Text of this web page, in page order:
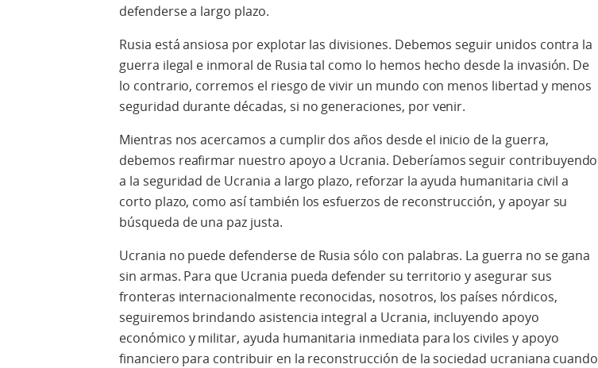
defenderse a largo plazo.
Rusia está ansiosa por explotar las divisiones. Debemos seguir unidos contra la
guerra ilegal e inmoral de Rusia tal como lo hemos hecho desde la invasión. De
lo contrario, corremos el riesgo de vivir un mundo con menos libertad y menos
seguridad durante décadas, si no generaciones, por venir.
Mientras nos acercamos a cumplir dos años desde el inicio de la guerra,
debemos reafirmar nuestro apoyo a Ucrania. Deberíamos seguir contribuyendo
a la seguridad de Ucrania a largo plazo, reforzar la ayuda humanitaria civil a
corto plazo, como así también los esfuerzos de reconstrucción, y apoyar su
búsqueda de una paz justa.
Ucrania no puede defenderse de Rusia sólo con palabras. La guerra no se gana
sin armas. Para que Ucrania pueda defender su territorio y asegurar sus
fronteras internacionalmente reconocidas, nosotros, los países nórdicos,
seguiremos brindando asistencia integral a Ucrania, incluyendo apoyo
económico y militar, ayuda humanitaria inmediata para los civiles y apoyo
financiero para contribuir en la reconstrucción de la sociedad ucraniana cuando